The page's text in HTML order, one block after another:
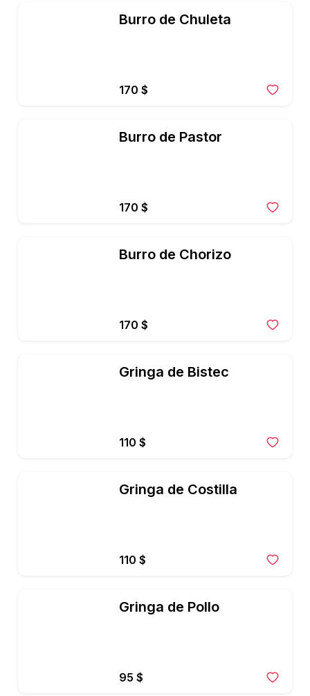
Burro de Chuleta
170 $
Burro de Pastor
170 $
Burro de Chorizo
170 $
Gringa de Bistec
110 $
Gringa de Costilla
110 $
Gringa de Pollo
95 $